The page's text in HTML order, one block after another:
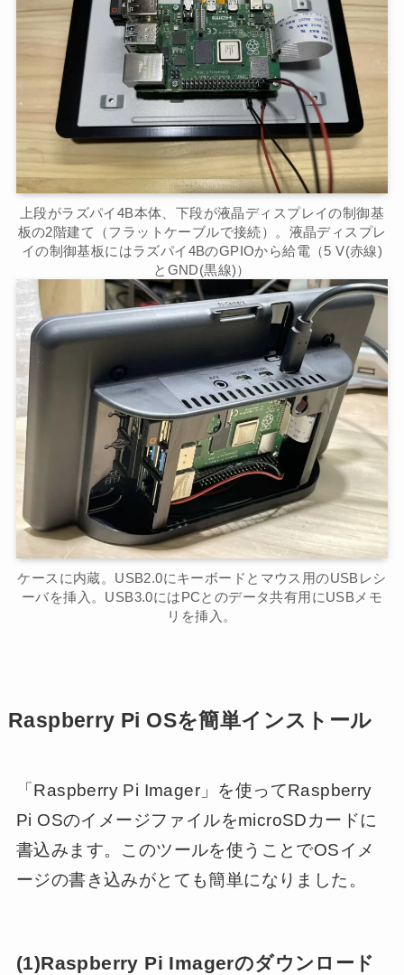
上段がラズパイ4B本体、下段が液晶ディスプレイの制御基
板の2階建て（フラットケーブルで接続）。液晶ディスプレ
イの制御基板にはラズパイ4BのGPIOから給電（5 V(赤線)
とGND(黒線)）
ケースに内蔵。USB2.0にキーボードとマウス用のUSBレシ
ーバを挿入。USB3.0にはPCとのデータ共有用にUSBメモ
リを挿入。
Raspberry Pi OSを簡単インストール
「Raspberry Pi Imager」を使ってRaspberry
Pi OSのイメージファイルをmicroSDカードに
書込みます。このツールを使うことでOSイメ
ージの書き込みがとても簡単になりました。
(1)Raspberry Pi Imagerのダウンロード